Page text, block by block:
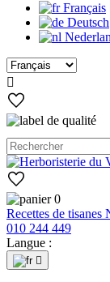
Français
Deutsch

0
Recettes de tisanes
010 244 449
Langue :
